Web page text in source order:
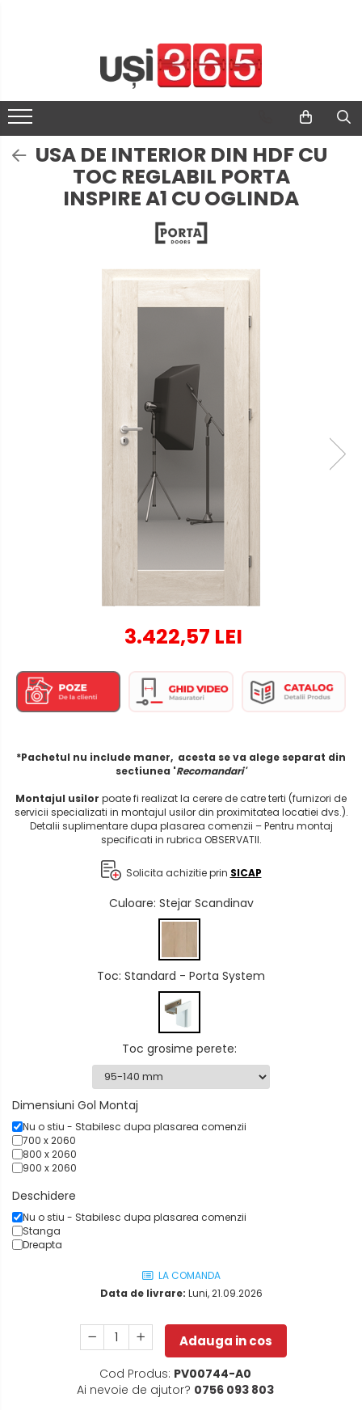
USA DE INTERIOR DIN HDF CU
TOC REGLABIL PORTA
INSPIRE A1 CU OGLINDA
3.422,57 LEI
*Pachetul nu include maner, acesta se va alege separat din
sectiunea 'Recomandari'
Montajul usilor poate fi realizat la cerere de catre terti (furnizori de
servicii specializati in montajul usilor din proximitatea locatiei dvs.).
Detalii suplimentare dupa plasarea comenzii – Pentru montaj
specificati in rubrica OBSERVATII.
Solicita achizitie prin SICAP
Culoare: Stejar Scandinav
Toc: Standard - Porta System
Toc grosime perete:
Dimensiuni Gol Montaj
Nu o stiu - Stabilesc dupa plasarea comenzii
700 x 2060
800 x 2060
900 x 2060
Deschidere
Nu o stiu - Stabilesc dupa plasarea comenzii
Stanga
Dreapta
LA COMANDA
Data de livrare: Luni, 21.09.2026
Adauga in cos
Cod Produs: PV00744-A0
Ai nevoie de ajutor? 0756 093 803